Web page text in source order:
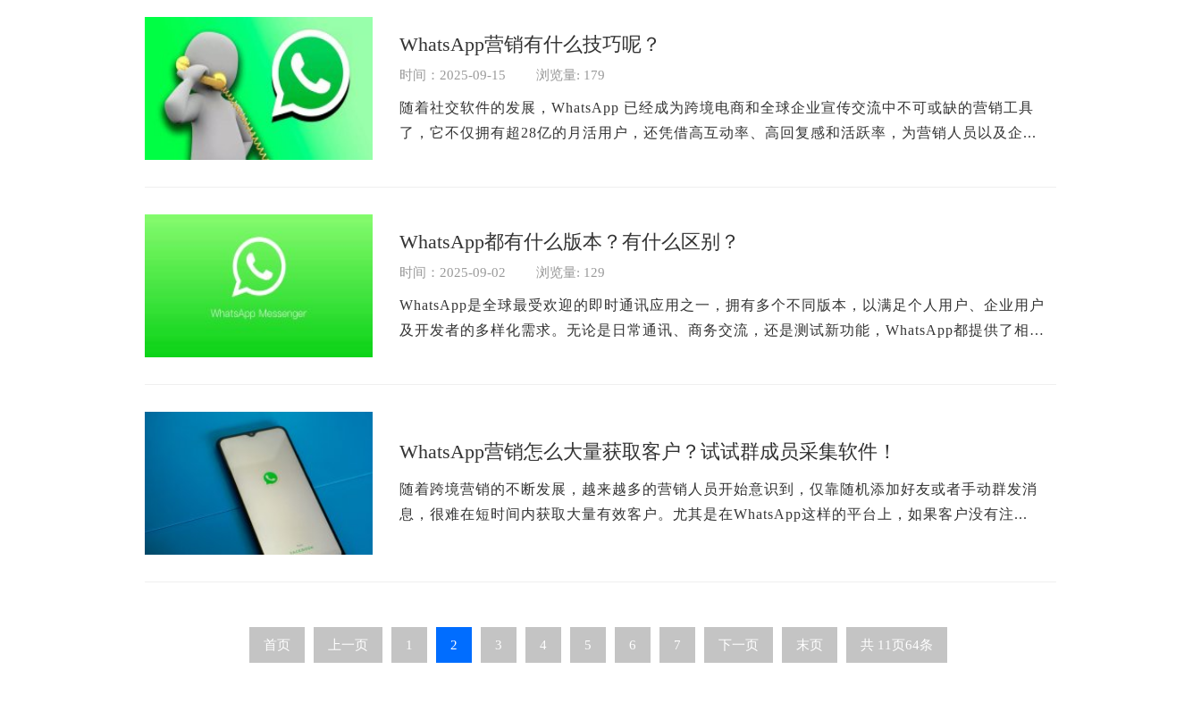
WhatsApp营销有什么技巧呢？
时间：2025-09-15 浏览量: 179
随着社交软件的发展，WhatsApp 已经成为跨境电商和全球企业宣传交流中不可或缺的营销工具
了，它不仅拥有超28亿的月活用户，还凭借高互动率、高回复感和活跃率，为营销人员以及企...
WhatsApp都有什么版本？有什么区别？
时间：2025-09-02 浏览量: 129
WhatsApp是全球最受欢迎的即时通讯应用之一，拥有多个不同版本，以满足个人用户、企业用户
及开发者的多样化需求。无论是日常通讯、商务交流，还是测试新功能，WhatsApp都提供了相
WhatsApp营销怎么大量获取客户？试试群成员采集软件！
随着跨境营销的不断发展，越来越多的营销人员开始意识到，仅靠随机添加好友或者手动群发消
息，很难在短时间内获取大量有效客户。尤其是在WhatsApp这样的平台上，如果客户没有注...
首页 上一页 1 2 3 4 5 6 7 下一页 末页 共 11 页64条